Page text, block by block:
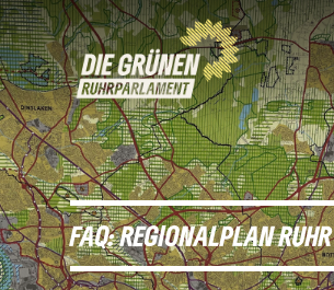
Hit enter to search or ESC to close
FAQ: REGIO­NAL­PLAN RUHR